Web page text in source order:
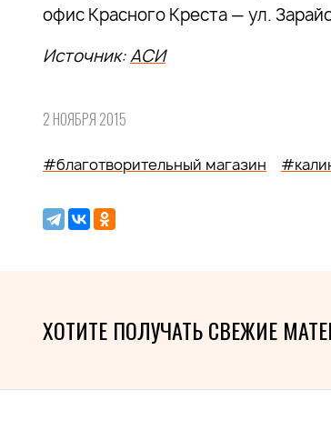
офис Красного Креста — ул.
Источник:АСИ
2 НОЯБРЯ 2015
#благотворительный магазин
ХОТИТЕ ПОЛУЧАТЬ СВЕЖИЕ